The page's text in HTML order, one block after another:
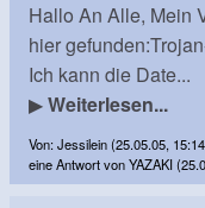
Hallo An Alle, Mein
hier
Ich kann die Date...
▶Weiterlesen...
Von: Jessilein (25.05.05,
eine Antwort von YAZAKI